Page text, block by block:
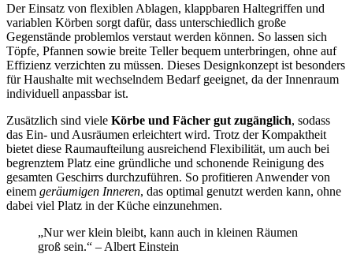
Der Einsatz von flexiblen Ablagen, klappbaren Haltegriffen und
variablen Körben sorgt dafür, dass unterschiedlich große
Gegenstände problemlos verstaut werden können. So lassen sich
Töpfe, Pfannen sowie breite Teller bequem unterbringen, ohne auf
Effizienz verzichten zu müssen. Dieses Designkonzept ist besonders
für Haushalte mit wechselndem Bedarf geeignet, da der Innenraum
individuell anpassbar ist.
Zusätzlich sind viele Körbe und Fächer gut zugänglich, sodass
das Ein- und Ausräumen erleichtert wird. Trotz der Kompaktheit
bietet diese Raumaufteilung ausreichend Flexibilität, um auch bei
begrenztem Platz eine gründliche und schonende Reinigung des
gesamten Geschirrs durchzuführen. So profitieren Anwender von
einem geräumigen Inneren, das optimal genutzt werden kann, ohne
dabei viel Platz in der Küche einzunehmen.
„Nur wer klein bleibt, kann auch in kleinen Räumen
groß sein.“ – Albert Einstein